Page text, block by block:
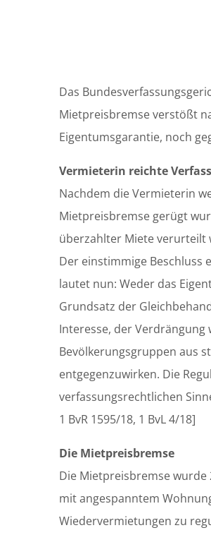
Das
Mietpreisbremse verstößt
Eigentumsgarantie, noch
Vermieterin reichte
Nachdem die Vermieterin
Mietpreisbremse gerügt
überzahlter Miete verurteilt
Der einstimmige Beschluss
lautet nun: Weder das
Grundsatz der
Interesse, der
Bevölkerungsgruppen aus
entgegenzuwirken. Die
verfassungsrechtlichen
1 BvR 1595/18, 1 BvL 4/18]
Die Mietpreisbremse
Die Mietpreisbremse
mit angespanntem
Wiedervermietungen zu